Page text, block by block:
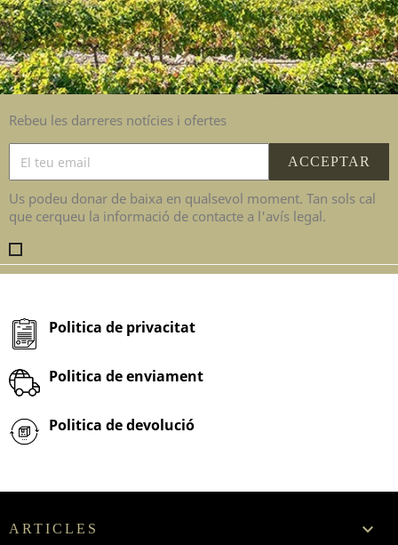
Rebeu les darreres notícies i ofertes
Us podeu donar de baixa en qualsevol moment. Tan sols cal
que cerqueu la informació de contacte a l'avís legal.
Politica de privacitat
Politica de enviament
Politica de devolució
ARTICLES 